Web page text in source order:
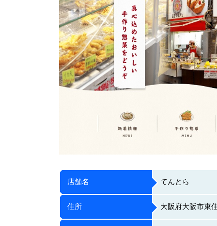
店舗名 てんとら
住所 大阪府大阪市東